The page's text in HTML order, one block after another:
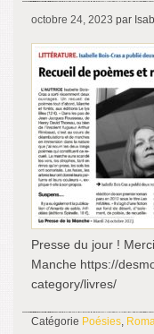
octobre 24, 2023 par
Presse du jour !
Manche https://
category/livres/
Catégorie Poésies,